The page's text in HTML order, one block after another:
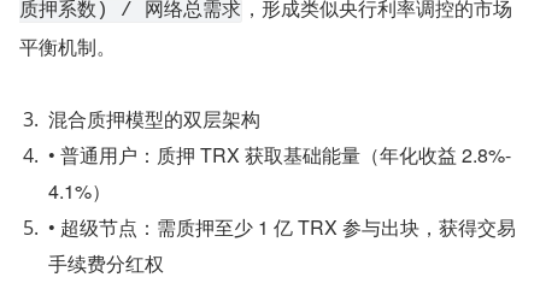
质押系数) / 网络总需求 ，形成类似央行利率调控的市场
平衡机制。
混合质押模型的双层架构
• 普通用户：质押 TRX 获取基础能量（年化收益 2.8%-
4.1%）
• 超级节点：需质押至少 1 亿 TRX 参与出块，获得交易
手续费分红权